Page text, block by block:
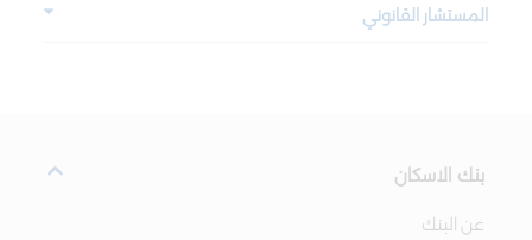
المستشار القانوني
بنك الاسكان
عن البنك